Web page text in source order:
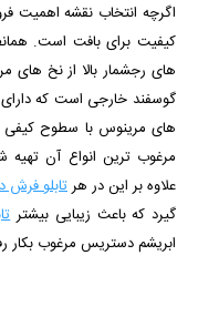
اگرچه انتخاب نقشه اهمیت
کیفیت برای بافت است.
های رجشمار بالا از نخ های
گوسفند خارجی است که
مرغوب ترین انواع آن
علاوه بر این در هرتابلو فرش
گیرد که باعث زیبایی بیشتر
ابریشم دستریس مرغوب بکار